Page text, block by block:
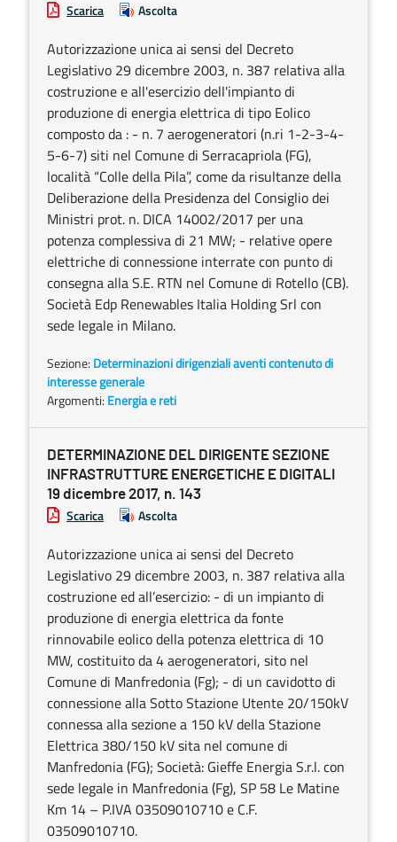
Scarica Ascolta
Autorizzazione unica ai sensi del Decreto
Legislativo 29 dicembre 2003, n. 387 relativa alla
costruzione e all'esercizio dell'impianto di
produzione di energia elettrica di tipo Eolico
composto da : - n. 7 aerogeneratori (n.ri 1-2-3-4-
5-6-7) siti nel Comune di Serracapriola (FG),
località “Colle della Pila”, come da risultanze della
Deliberazione della Presidenza del Consiglio dei
Ministri prot. n. DICA 14002/2017 per una
potenza complessiva di 21 MW; - relative opere
elettriche di connessione interrate con punto di
consegna alla S.E. RTN nel Comune di Rotello (CB).
Società Edp Renewables Italia Holding Srl con
sede legale in Milano.
Sezione: Determinazioni dirigenziali aventi contenuto di
interesse generale
Argomenti: Energia e reti
DETERMINAZIONE DEL DIRIGENTE SEZIONE
INFRASTRUTTURE ENERGETICHE E DIGITALI
19 dicembre 2017, n. 143
Scarica Ascolta
Autorizzazione unica ai sensi del Decreto
Legislativo 29 dicembre 2003, n. 387 relativa alla
costruzione ed all’esercizio: - di un impianto di
produzione di energia elettrica da fonte
rinnovabile eolico della potenza elettrica di 10
MW, costituito da 4 aerogeneratori, sito nel
Comune di Manfredonia (Fg); - di un cavidotto di
connessione alla Sotto Stazione Utente 20/150kV
connessa alla sezione a 150 kV della Stazione
Elettrica 380/150 kV sita nel comune di
Manfredonia (FG); Società: Gieffe Energia S.r.l. con
sede legale in Manfredonia (Fg), SP 58 Le Matine
Km 14 – P.IVA 03509010710 e C.F.
03509010710.